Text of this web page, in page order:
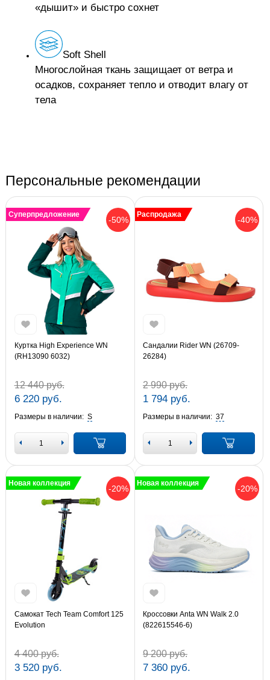
«дышит» и быстро сохнет
Soft Shell
Многослойная ткань защищает от ветра и
осадков, сохраняет тепло и отводит влагу от
тела
Персональные рекомендации
-50%
Суперпредложение
Куртка High Experience WN
(RH13090 6032)
12 440 руб.
6 220 руб.
Размеры в наличии: S
-40%
Распродажа
Сандалии Rider WN (26709-
26284)
2 990 руб.
1 794 руб.
Размеры в наличии: 37
-20%
Новая коллекция
Самокат Tech Team Comfort 125
Evolution
4 400 руб.
3 520 руб.
-20%
Новая коллекция
Кроссовки Anta WN Walk 2.0
(822615546-6)
9 200 руб.
7 360 руб.